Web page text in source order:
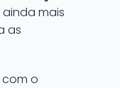
mais
as
o